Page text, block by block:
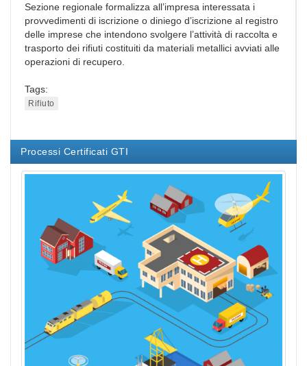
Sezione regionale formalizza all’impresa interessata i
provvedimenti di iscrizione o diniego d’iscrizione al registro
delle imprese che intendono svolgere l’attività di raccolta e
trasporto dei rifiuti costituiti da materiali metallici avviati alle
operazioni di recupero.
Tags:
Rifiuto
Processi Certificati GTI